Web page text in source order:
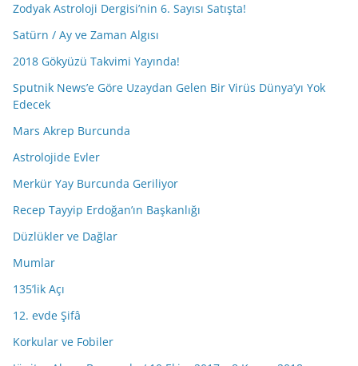
Zodyak Astroloji Dergisi’nin 6. Sayısı Satışta!
Satürn / Ay ve Zaman Algısı
2018 Gökyüzü Takvimi Yayında!
Sputnik News’e Göre Uzaydan Gelen Bir Virüs Dünya’yı Yok
Edecek
Mars Akrep Burcunda
Astrolojide Evler
Merkür Yay Burcunda Geriliyor
Recep Tayyip Erdoğan’ın Başkanlığı
Düzlükler ve Dağlar
Mumlar
135’lik Açı
12. evde Şifâ
Korkular ve Fobiler